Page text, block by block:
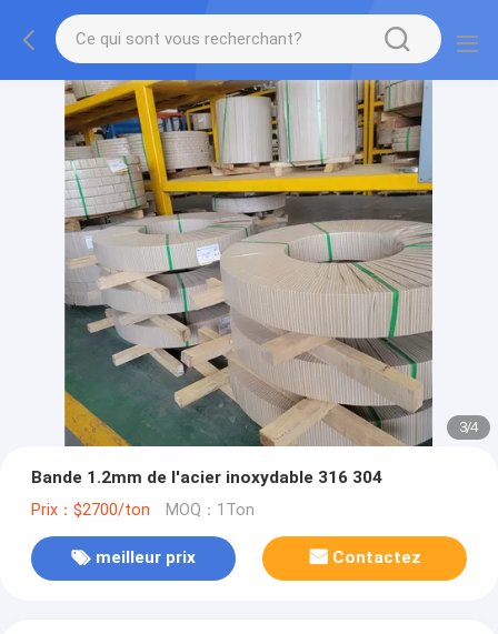
3/4
Bande 1.2mm de l'acier inoxydable 316 304
Prix：$2700/ton MOQ：1Ton
meilleur prix Contactez